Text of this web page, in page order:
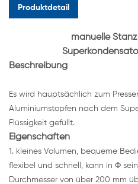
Produktdetail
manuelle
Beschreibung
Es wird hauptsächlich zum
Aluminiumstopfen nach dem
Flüssigkeit gefüllt.
Eigenschaften
1. kleines Volumen, bequeme
flexibel und schnell, kann in Φ
Durchmesser von über 200 mm